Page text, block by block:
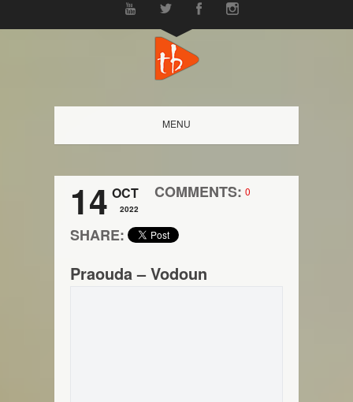
MENU
14 OCT
2022
COMMENTS: 0
SHARE:
Praouda – Vodoun